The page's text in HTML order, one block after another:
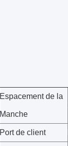
Espacement de la
Manche
Port de client